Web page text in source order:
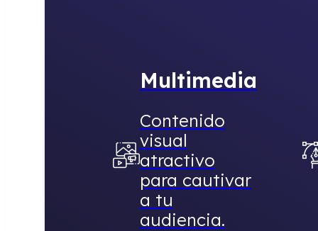
Multimedia
Contenido
visual
atractivo
para cautivar
a tu
audiencia.